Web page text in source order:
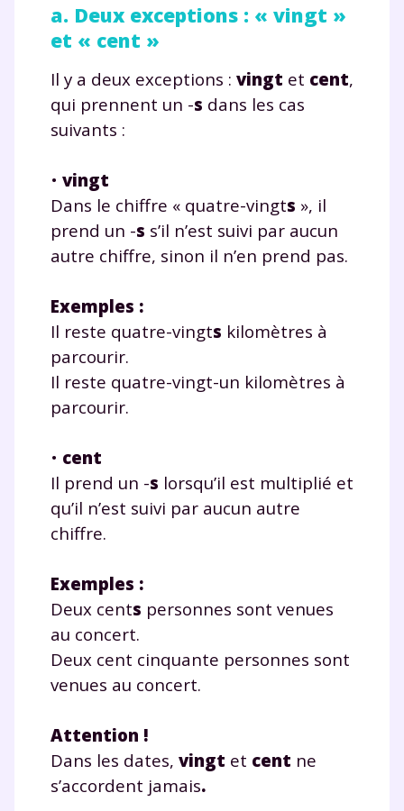
a. Deux exceptions : « vingt »
et « cent »
Il y a deux exceptions : vingt et cent,
qui prennent un -s dans les cas
suivants :
• vingt
Dans le chiffre « quatre-vingts », il
prend un -s s’il n’est suivi par aucun
autre chiffre, sinon il n’en prend pas.
Exemples :
Il reste quatre-vingts kilomètres à
parcourir.
Il reste quatre-vingt-un kilomètres à
parcourir.
• cent
Il prend un -s lorsqu’il est multiplié et
qu’il n’est suivi par aucun autre
chiffre.
Exemples :
Deux cents personnes sont venues
au concert.
Deux cent cinquante personnes sont
venues au concert.
Attention !
Dans les dates, vingt et cent ne
s’accordent jamais.